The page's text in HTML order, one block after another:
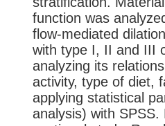
function was
flow-mediated
with type I, II and III
analyzing its
activity, type of diet,
applying statistical
analysis) with